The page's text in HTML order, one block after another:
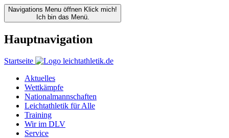
Navigations Menu öffnen Klick mich!
Ich bin das Menü.
Hauptnavigation
Startseite
Aktuelles
Wettkämpfe
Nationalmannschaften
Leichtathletik für Alle
Training
Wir im DLV
Service